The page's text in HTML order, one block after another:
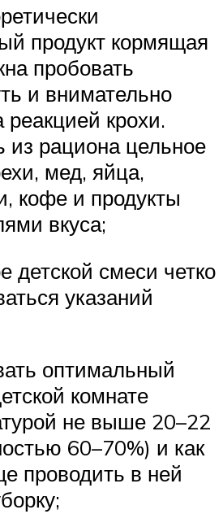
продукт кормящая
пробовать
и внимательно
реакцией крохи.
из рациона цельное
мед, яйца,
кофе и продукты
вкуса;
детской смеси четко
указаний
оптимальный
комнате
не выше 20–22
60–70%) и как
проводить в ней